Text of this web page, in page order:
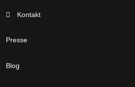
Kontakt
Presse
Blog